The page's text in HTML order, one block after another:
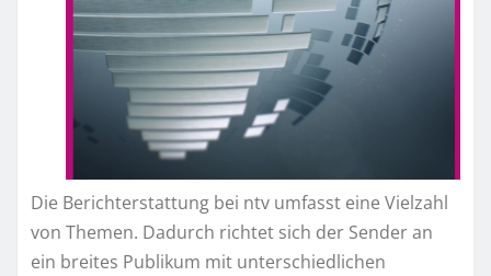
Die Berichterstattung bei ntv umfasst eine Vielzahl
von Themen. Dadurch richtet sich der Sender an
ein breites Publikum mit unterschiedlichen